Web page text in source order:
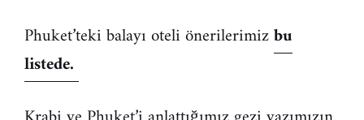
Phuket’teki balayı oteli önerilerimizbu
listede.